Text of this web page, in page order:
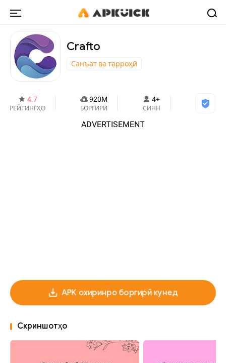
Crafto
Санъат ва тарроҳӣ
4.7
РЕЙТИНГҲО
920M
БОРГИРӢ
4+
СИНН
ADVERTISEMENT
APK охиринро боргирӣ кунед
Скриншотҳо